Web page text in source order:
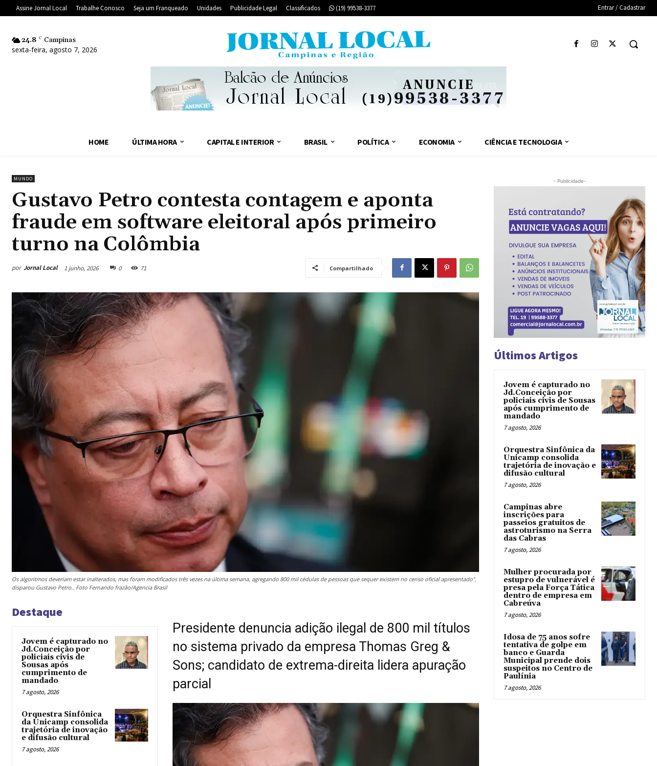
Assine Jornal Local Trabalhe Conosco Seja um Franqueado Unidades Publicidade Legal Classificados (19) 99538-3377 Entrar / Cadastrar
24.8 C Campinas
sexta-feira, agosto 7, 2026
HOME ÚLTIMA HORA CAPITAL E INTERIOR BRASIL POLÍTICA ECONOMIA CIÊNCIA E TECNOLOGIA
MUNDO
Gustavo Petro contesta contagem e aponta
fraude em software eleitoral após primeiro
turno na Colômbia
por Jornal Local 1 junho, 2026 0 71 Compartilhado
Os algoritmos deveriam estar inalterados, mas foram modificados três vezes na última semana, agregando 800 mil cédulas de pessoas que sequer existem no censo oficial apresentado",
disparou Gustavo Petro.. Foto Fernando frazão/Agencia Brasil
Destaque
Jovem é capturado no
Jd.Conceição por
policiais civis de
Sousas após
cumprimento de
mandado
7 agosto, 2026
Orquestra Sinfônica
da Unicamp consolida
trajetória de inovação
e difusão cultural
7 agosto, 2026
Presidente denuncia adição ilegal de 800 mil títulos
no sistema privado da empresa Thomas Greg &
Sons; candidato de extrema-direita lidera apuração
parcial
- Publicidade-
Últimos Artigos
Jovem é capturado no
Jd.Conceição por
policiais civis de Sousas
após cumprimento de
mandado
7 agosto, 2026
Orquestra Sinfônica da
Unicamp consolida
trajetória de inovação e
difusão cultural
7 agosto, 2026
Campinas abre
inscrições para
passeios gratuitos de
astroturismo na Serra
das Cabras
7 agosto, 2026
Mulher procurada por
estupro de vulnerável é
presa pela Força Tática
dentro de empresa em
Cabreúva
7 agosto, 2026
Idosa de 75 anos sofre
tentativa de golpe em
banco e Guarda
Municipal prende dois
suspeitos no Centro de
Paulínia
7 agosto, 2026